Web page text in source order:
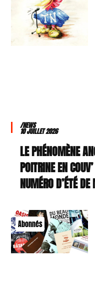
/NEWS
10 JUILLET 2026
LE PHÉNOMÈNE
POITRINE EN
NUMÉRO D’ÉTÉ
Abonnés